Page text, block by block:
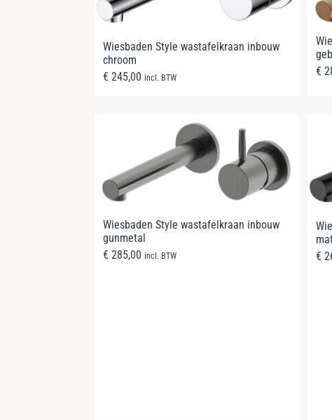
Wiesbaden Style wastafelkraan inbouw
chroom
€ 245,00 incl. BTW
€
Wiesbaden Style wastafelkraan inbouw
gunmetal
€ 285,00 incl. BTW
€